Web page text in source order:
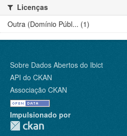
Licenças
Outra (Domínio Públ... (1)
Sobre Dados Abertos do Ibict
API do CKAN
Associação CKAN
Impulsionado por